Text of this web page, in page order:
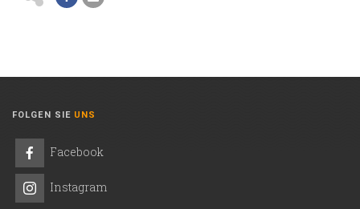
FOLGEN SIE UNS
Facebook
Instagram